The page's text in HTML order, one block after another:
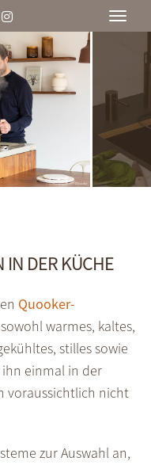
IN DER KÜCHE
Quooker-
warmes, kaltes,
stilles sowie
ihn einmal in der
voraussichtlich nicht
zur Auswahl an,